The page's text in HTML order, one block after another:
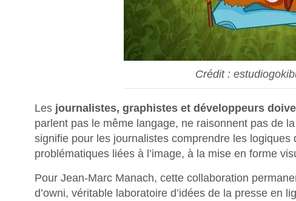
Crédit :
Les journalistes, graphistes et développeurs
parlent pas le même langage, ne raisonnent pas de
signifie pour les journalistes comprendre les
problématiques liées à l’image, à la mise en forme
Pour Jean-Marc Manach, cette collaboration
d’owni, véritable laboratoire d’idées de la presse en